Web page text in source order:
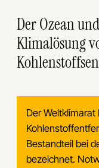
Der Ozean
Klimalösung
Der Weltklimarat
Bestandteil bei
bezeichnet.